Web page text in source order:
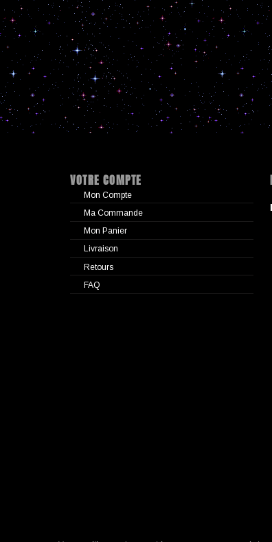
VOTRE COMPTE
Mon Compte
Ma Commande
Mon Panier
Livraison
Retours
FAQ